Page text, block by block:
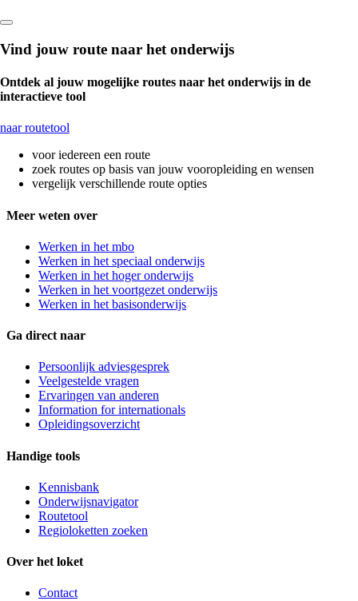
Vind jouw route naar het onderwijs
Ontdek al jouw mogelijke routes naar het onderwijs in de
interactieve tool
naar routetool
voor iedereen een route
zoek routes op basis van jouw vooropleiding en wensen
vergelijk verschillende route opties
Meer weten over
Werken in het mbo
Werken in het speciaal onderwijs
Werken in het hoger onderwijs
Werken in het voortgezet onderwijs
Werken in het basisonderwijs
Ga direct naar
Persoonlijk adviesgesprek
Veelgestelde vragen
Ervaringen van anderen
Information for internationals
Opleidingsoverzicht
Handige tools
Kennisbank
Onderwijsnavigator
Routetool
Regioloketten zoeken
Over het loket
Contact